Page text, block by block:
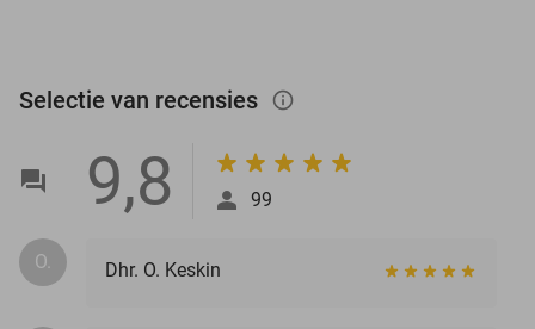
Selectie van recensies info_outlined
9,8 99
O. Dhr. O. Keskin